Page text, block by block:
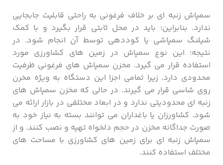
سمپاش زنبه ای بر خلاف فرغونی به راحتی قابلیت جابجایی
ندارد. بنابراین؛ باید در محل ثابتی قرار بگیرد و با کمک
شیلنگ سمپاشی یا کوددهی توسط آن انجام شود. در
نتیجه؛ این نوع سمپاش در زمین های کشاورزی مورد
استفاده قرار می گیرد. مخزن سمپاش های فرغونی ظرفیت
محدودی دارد. زیرا تمامی اجزا این دستگاه به ویژه مخرن
روی شاسی قرار می گیرند. در حالی که مخزن سمپاش های
زنبه ای محدودیتی ندارد و در ابعاد مختلفی در بازار ارائه می
شود. کشاورزان یا باغداران می توانند بسته به نیاز خود به
صورت جداگانه مخزن در حجم دلخواه تهیه و نصب کنند. و از
سمپاش زنبه ای برای زمین های کشاورزی با مساحت های
مختلف استفاده کنند.